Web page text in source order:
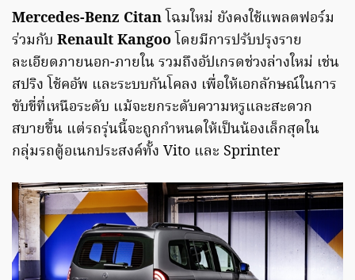
Mercedes-Benz Citan โฉมใหม่ ยังคงใช้แพลตฟอร์ม
ร่วมกับ Renault Kangoo โดยมีการปรับปรุงราย
ละเอียดภายนอก-ภายใน รวมถึงอัปเกรดช่วงล่างใหม่ เช่น
สปริง โช้คอัพ และระบบกันโคลง เพื่อให้เอกลักษณ์ในการ
ขับขี่ที่เหนือระดับ แม้จะยกระดับความหรูและสะดวก
สบายขึ้น แต่รถรุ่นนี้จะถูกกำหนดให้เป็นน้องเล็กสุดใน
กลุ่มรถตู้อเนกประสงค์ทั้ง Vito และ Sprinter